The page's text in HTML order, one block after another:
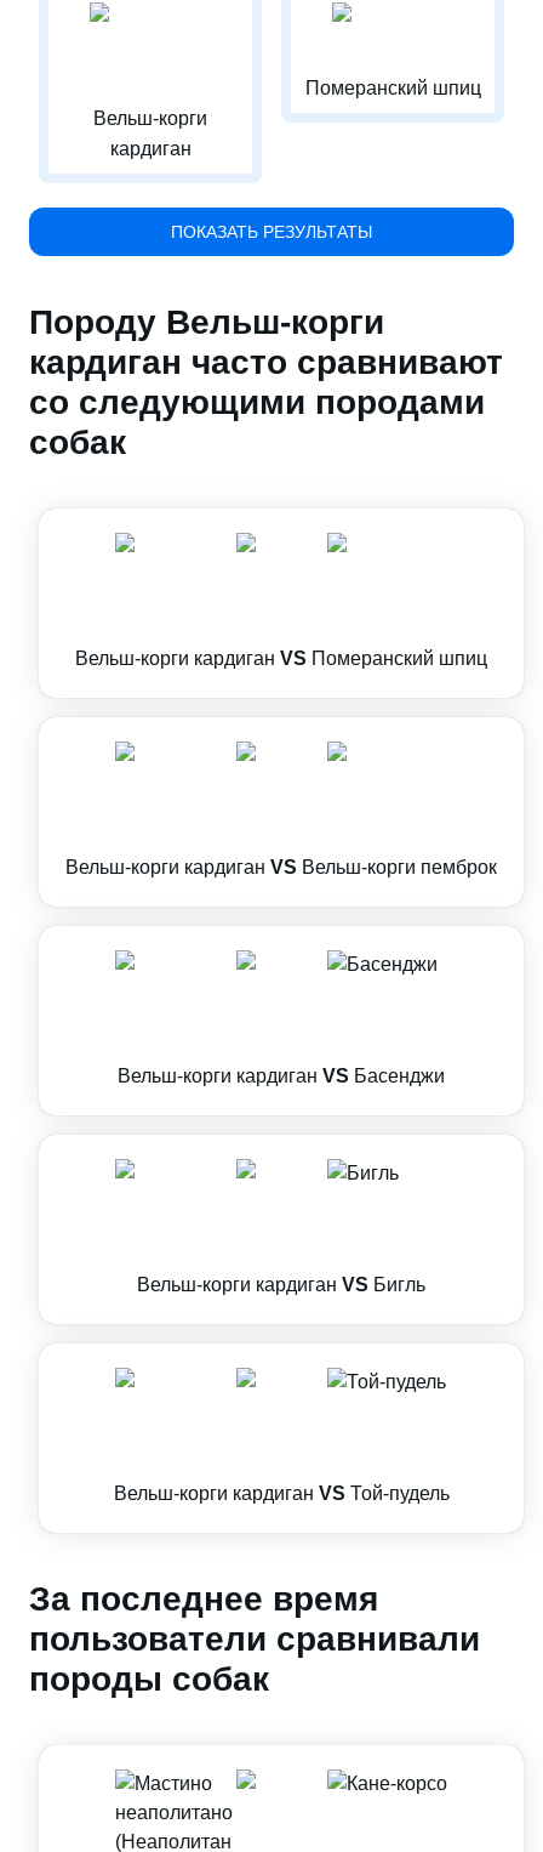
Вельш-корги
кардиган
Померанский шпиц
ПОКАЗАТЬ РЕЗУЛЬТАТЫ
Породу Вельш-корги
кардиган часто сравнивают
со следующими породами
собак
Вельш-корги кардиган VS Померанский шпиц
Вельш-корги кардиган VS Вельш-корги пемброк
Вельш-корги кардиган VS Басенджи
Вельш-корги кардиган VS Бигль
Вельш-корги кардиган VS Той-пудель
За последнее время
пользователи сравнивали
породы собак